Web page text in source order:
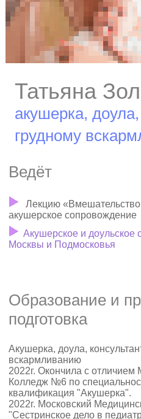
Татьяна
акушерка,
грудному
Ведёт
Лекцию
акушерское сопровождение
Акушерское и
Москвы и Подмосковья
Образование и
подготовка
Акушерка, доула,
вскармливанию
2022г. Окончила с
Колледж №6 по
квалификация "Акушерка".
2022г. Московский
"Сестринское дело в